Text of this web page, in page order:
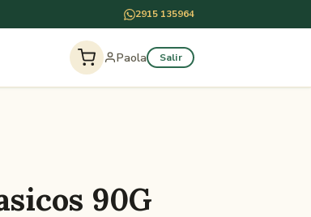
2915 135964
Paola Salir
90G